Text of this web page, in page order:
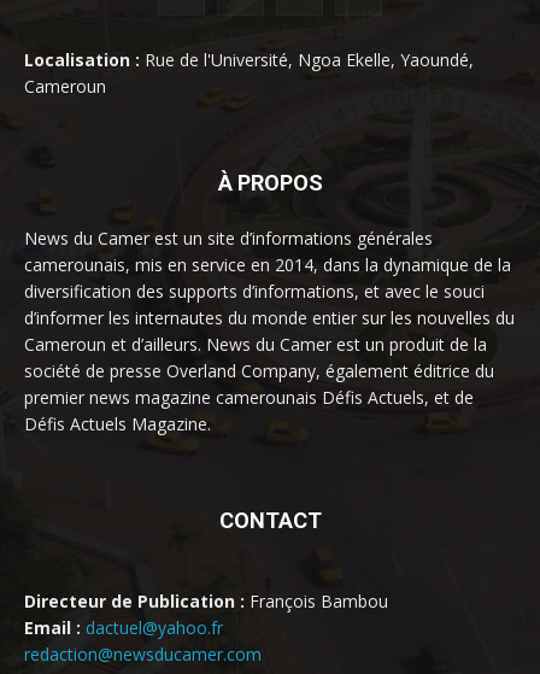
Localisation : Rue de l'Université, Ngoa Ekelle, Yaoundé,
Cameroun
À PROPOS
News du Camer est un site d’informations générales
camerounais, mis en service en 2014, dans la dynamique de la
diversification des supports d’informations, et avec le souci
d’informer les internautes du monde entier sur les nouvelles du
Cameroun et d’ailleurs. News du Camer est un produit de la
société de presse Overland Company, également éditrice du
premier news magazine camerounais Défis Actuels, et de
Défis Actuels Magazine.
CONTACT
Directeur de Publication : François Bambou
Email : dactuel@yahoo.fr
redaction@newsducamer.com